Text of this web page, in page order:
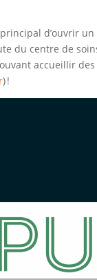
d’ouvrir
du centre de
accueillir
) !